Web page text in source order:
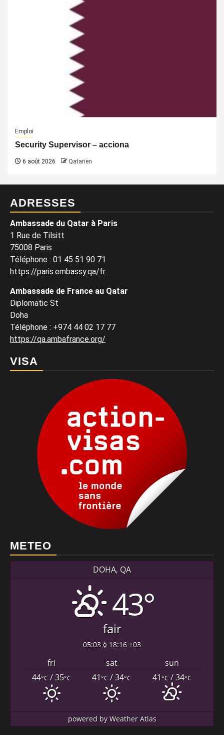
Emploi
Security Supervisor – acciona
6 août 2026 Qatarien
ADRESSES
Ambassade du Qatar à Paris
1 Rue de Tilsitt
75008 Paris
Téléphone : 01 45 51 90 71
https://paris.embassy.qa/fr
Ambassade de France au Qatar
Diplomatic St
Doha
Téléphone : +974 44 02 17 77
https://qa.ambafrance.org/
VISA
METEO
DOHA, QA
43°
fair
05:03 18:16 +03
fri sat
sun
44°C/ 35°C 41°C/ 34°C 41°C/ 34°C
powered byWeather Atlas